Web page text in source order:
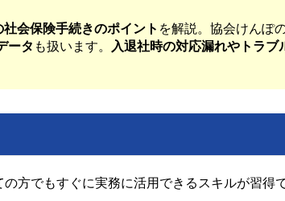
会保険手続きのポイント を解説。協会けんぽ
ータ も扱います。
入退社時の対応漏れやトラブ
方でもすぐに実務に活用できるスキルが習得